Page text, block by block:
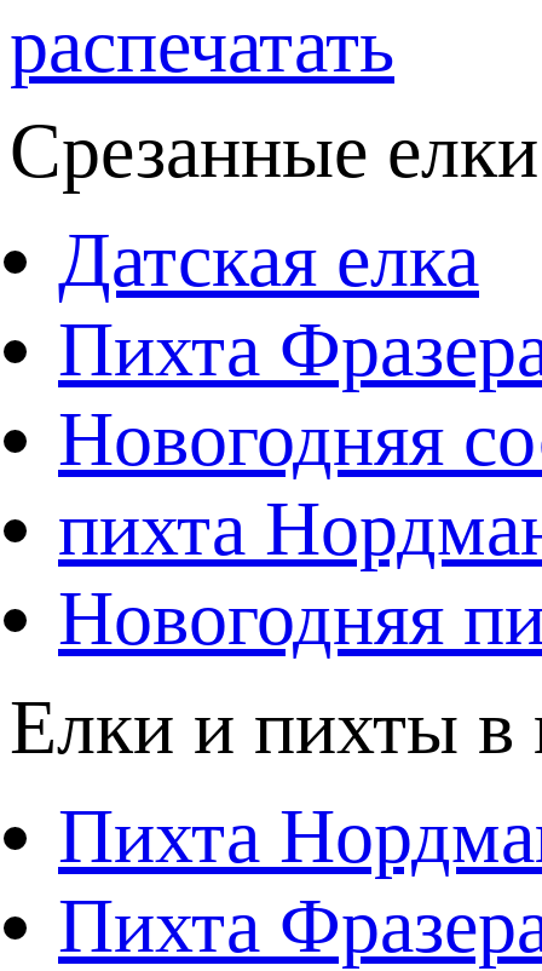
распечатать
Срезанные
Датская елка
Пихта
Новогодняя
пихта
Новогодняя
Елки и пихты в
Пихта
Пихта